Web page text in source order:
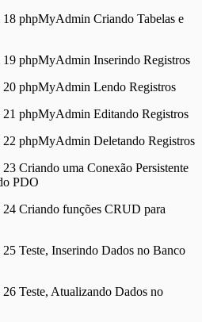
phpMyAdmin Criando Tabelas e
phpMyAdmin Inserindo Registros
phpMyAdmin Lendo Registros
phpMyAdmin Editando Registros
phpMyAdmin Deletando Registros
Criando uma Conexão Persistente
PDO
Criando funções CRUD para
Teste, Inserindo Dados no Banco
Teste, Atualizando Dados no